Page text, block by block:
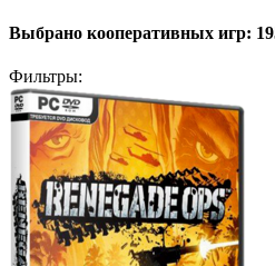
Выбрано кооперативных игр:
Фильтры: